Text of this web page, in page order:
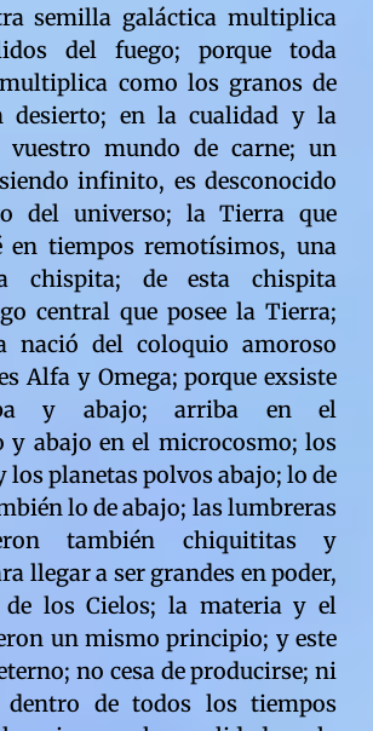
semilla galáctica multiplica
del fuego; porque toda
como los granos de
desierto; en la cualidad y la
vuestro mundo de carne; un
infinito, es desconocido
del universo; la Tierra que
en tiempos remotísimos, una
chispita; de esta chispita
central que posee la Tierra;
nació del coloquio amoroso
Alfa y Omega; porque exsiste
y abajo; arriba en el
y abajo en el microcosmo; los
los planetas polvos abajo; lo de
lo de abajo; las lumbreras
también chiquititas y
llegar a ser grandes en poder,
los Cielos; la materia y el
un mismo principio; y este
no cesa de producirse; ni
de todos los tiempos